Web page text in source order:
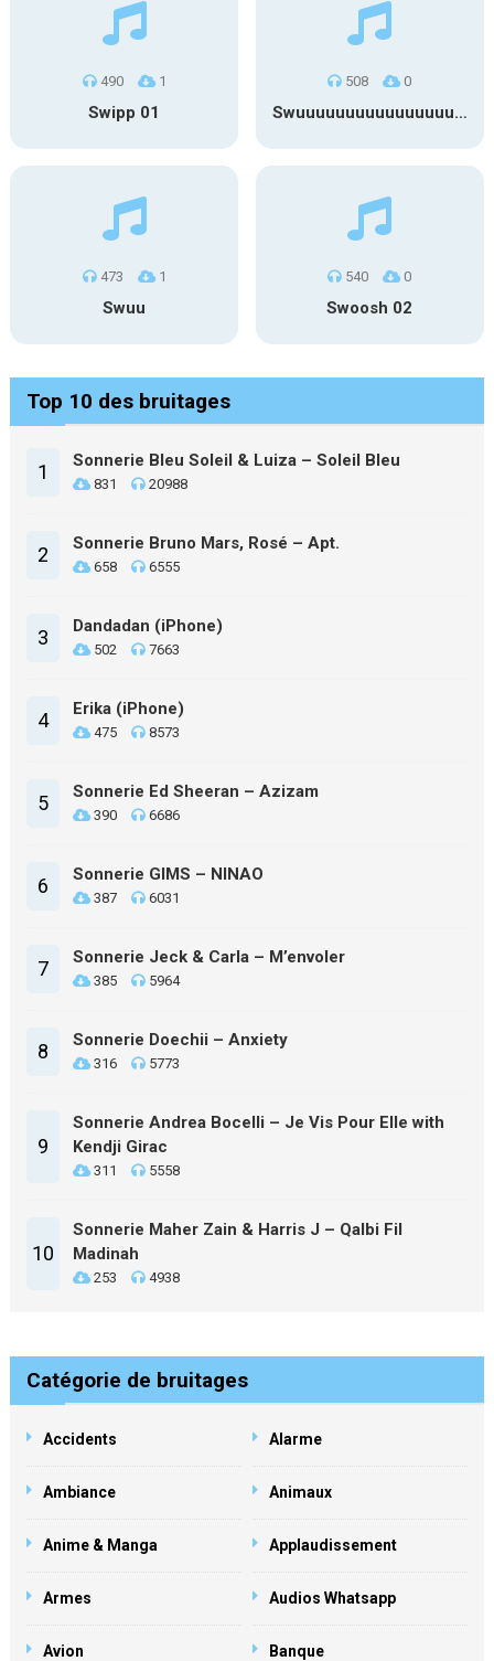
490 1
Swipp 01
508 0
Swuuuuuuuuuuuuuuuuuuuuuu
473 1
Swuu
540 0
Swoosh 02
Top 10 des bruitages
1 Sonnerie Bleu Soleil & Luiza – Soleil Bleu
831 20988
2 Sonnerie Bruno Mars, Rosé – Apt.
658 6555
3 Dandadan (iPhone)
502 7663
4 Erika (iPhone)
475 8573
5 Sonnerie Ed Sheeran – Azizam
390 6686
6 Sonnerie GIMS – NINAO
387 6031
7 Sonnerie Jeck & Carla – M’envoler
385 5964
8 Sonnerie Doechii – Anxiety
316 5773
9
Sonnerie Andrea Bocelli – Je Vis Pour Elle with
Kendji Girac
311 5558
10
Sonnerie Maher Zain & Harris J – Qalbi Fil
Madinah
253 4938
Catégorie de bruitages
Accidents Alarme
Ambiance Animaux
Anime & Manga Applaudissement
Armes Audios Whatsapp
Avion Banque